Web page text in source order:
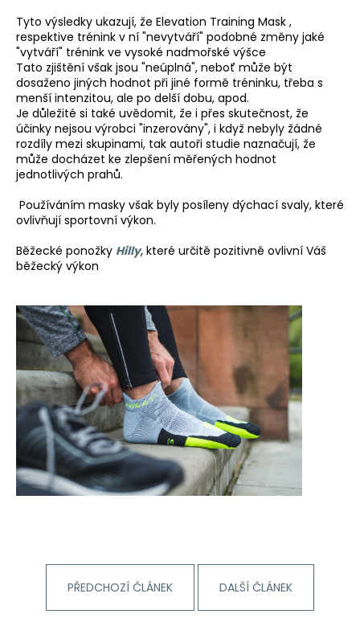
Tyto výsledky ukazují, že Elevation Training Mask ,
respektive trénink v ní "nevytváří" podobné změny jaké
"vytváří" trénink ve vysoké nadmořské výšce
Tato zjištění však jsou "neúplná", neboť může být
dosaženo jiných hodnot při jiné formě tréninku, třeba s
menší intenzitou, ale po delší dobu, apod.
Je důležité si také uvědomit, že i přes skutečnost, že
účinky nejsou výrobci "inzerovány", i když nebyly žádné
rozdíly mezi skupinami, tak autoři studie naznačují, že
může docházet ke zlepšení měřených hodnot
jednotlivých prahů.
Používáním masky však byly posíleny dýchací svaly, které
ovlivňují sportovní výkon.
Běžecké ponožky Hilly, které určitě pozitivně ovlivní Váš
běžecký výkon
PŘEDCHOZÍ ČLÁNEK DALŠÍ ČLÁNEK
R-
6000
2602
2
499
Kč
Původně:
3
000
Kč